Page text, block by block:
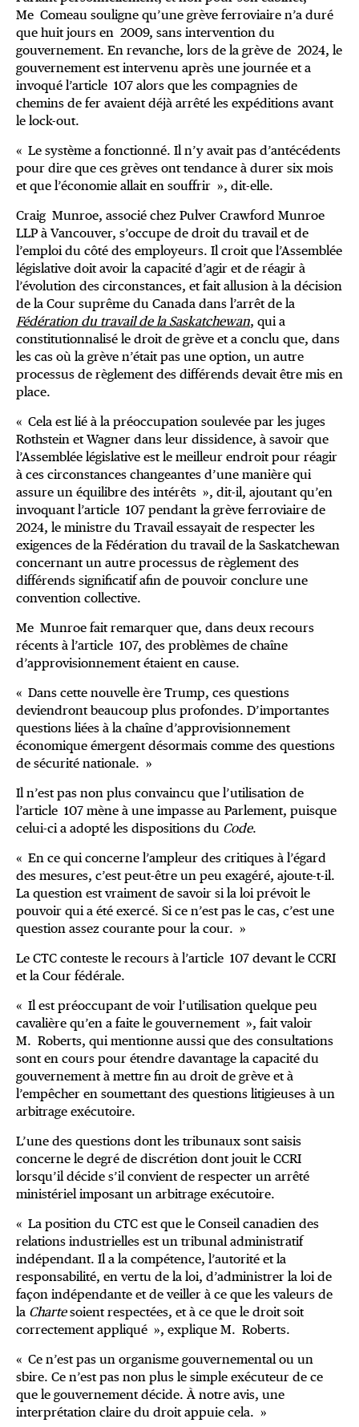
Me Comeau souligne qu’une grève ferroviaire n’a duré
que huit jours en 2009, sans intervention du
gouvernement. En revanche, lors de la grève de 2024, le
gouvernement est intervenu après une journée et a
invoqué l’article 107 alors que les compagnies de
chemins de fer avaient déjà arrêté les expéditions avant
le lock-out.
« Le système a fonctionné. Il n’y avait pas d’antécédents
pour dire que ces grèves ont tendance à durer six mois
et que l’économie allait en souffrir », dit-elle.
Craig Munroe, associé chez Pulver Crawford Munroe
LLP à Vancouver, s’occupe de droit du travail et de
l’emploi du côté des employeurs. Il croit que l’Assemblée
législative doit avoir la capacité d’agir et de réagir à
l’évolution des circonstances, et fait allusion à la décision
de la Cour suprême du Canada dans l’arrêt de la
Fédération du travail de la Saskatchewan, qui a
constitutionnalisé le droit de grève et a conclu que, dans
les cas où la grève n’était pas une option, un autre
processus de règlement des différends devait être mis en
place.
« Cela est lié à la préoccupation soulevée par les juges
Rothstein et Wagner dans leur dissidence, à savoir que
l’Assemblée législative est le meilleur endroit pour réagir
à ces circonstances changeantes d’une manière qui
assure un équilibre des intérêts », dit-il, ajoutant qu’en
invoquant l’article 107 pendant la grève ferroviaire de
2024, le ministre du Travail essayait de respecter les
exigences de la Fédération du travail de la Saskatchewan
concernant un autre processus de règlement des
différends significatif afin de pouvoir conclure une
convention collective.
Me Munroe fait remarquer que, dans deux recours
récents à l’article 107, des problèmes de chaîne
d’approvisionnement étaient en cause.
« Dans cette nouvelle ère Trump, ces questions
deviendront beaucoup plus profondes. D’importantes
questions liées à la chaîne d’approvisionnement
économique émergent désormais comme des questions
de sécurité nationale. »
Il n’est pas non plus convaincu que l’utilisation de
l’article 107 mène à une impasse au Parlement, puisque
celui-ci a adopté les dispositions du Code.
« En ce qui concerne l’ampleur des critiques à l’égard
des mesures, c’est peut-être un peu exagéré, ajoute-t-il.
La question est vraiment de savoir si la loi prévoit le
pouvoir qui a été exercé. Si ce n’est pas le cas, c’est une
question assez courante pour la cour. »
Le CTC conteste le recours à l’article 107 devant le CCRI
et la Cour fédérale.
« Il est préoccupant de voir l’utilisation quelque peu
cavalière qu’en a faite le gouvernement », fait valoir
M. Roberts, qui mentionne aussi que des consultations
sont en cours pour étendre davantage la capacité du
gouvernement à mettre fin au droit de grève et à
l’empêcher en soumettant des questions litigieuses à un
arbitrage exécutoire.
L’une des questions dont les tribunaux sont saisis
concerne le degré de discrétion dont jouit le CCRI
lorsqu’il décide s’il convient de respecter un arrêté
ministériel imposant un arbitrage exécutoire.
« La position du CTC est que le Conseil canadien des
relations industrielles est un tribunal administratif
indépendant. Il a la compétence, l’autorité et la
responsabilité, en vertu de la loi, d’administrer la loi de
façon indépendante et de veiller à ce que les valeurs de
la Chartesoient respectées, et à ce que le droit soit
correctement appliqué », explique M. Roberts.
« Ce n’est pas un organisme gouvernemental ou un
sbire. Ce n’est pas non plus le simple exécuteur de ce
que le gouvernement décide. À notre avis, une
interprétation claire du droit appuie cela. »